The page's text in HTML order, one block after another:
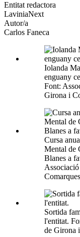
altres
xarxes
socials
Entitat redactora
LaviniaNext
Autor/a
Carlos Faneca
Iolanda
enguany
Font:
Girona i
Cursa
Mental de
Blanes a
Comarques
Sortida
l'entitat.
de Girona